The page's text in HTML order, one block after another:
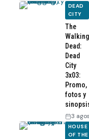
DEAD
CITY
The
Walking
Dead:
Dead
City
3x03:
Promo,
fotos y
3
HOUSE
OF THE